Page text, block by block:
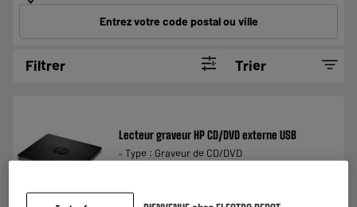
Entrez votre code postal ou ville
Filtrer Trier
Lecteur graveur HP CD/DVD externe USB
Type : Graveur de CD/DVD